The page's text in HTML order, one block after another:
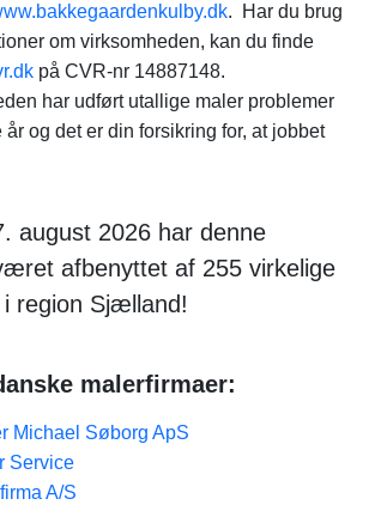
. Har du brug
om virksomheden, kan du finde
på CVR-nr 14887148.
har udført utallige maler problemer
og det er din forsikring for, at jobbet
august 2026 har denne
afbenyttet af 255 virkelige
region Sjælland!
malerfirmaer:
Michael Søborg ApS
Service
A/S